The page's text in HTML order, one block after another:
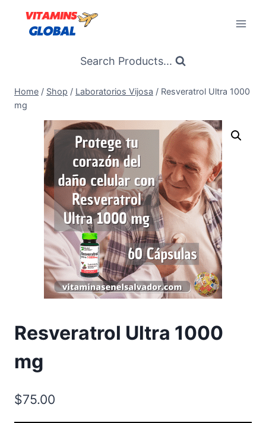
content
Search Products...
Home / Shop / Laboratorios Vijosa / Resveratrol Ultra 1000
mg
Resveratrol Ultra 1000
mg
$75.00